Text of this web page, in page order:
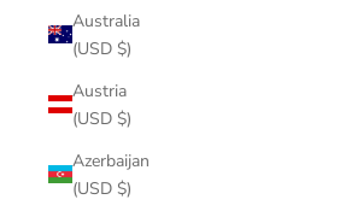
Australia
(USD $)
Austria
(USD $)
Azerbaijan
(USD $)